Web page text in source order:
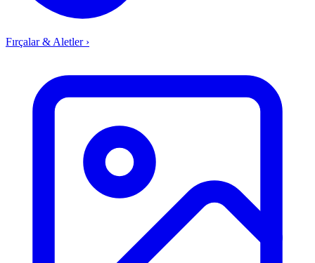
Fırçalar & Aletler ›